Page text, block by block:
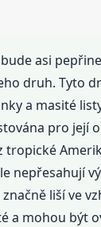
asi
druh. Tyto
a masité
pro její
tropické
nepřesahují
liší ve
a mohou být